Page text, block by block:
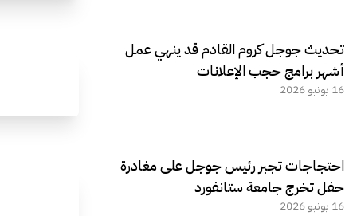
تحديث جوجل كروم القادم قد ينهي عمل
أشهر برامج حجب الإعلانات
16 يونيو 2026
احتجاجات تجبر رئيس جوجل على مغادرة
حفل تخرج جامعة ستانفورد
16 يونيو 2026